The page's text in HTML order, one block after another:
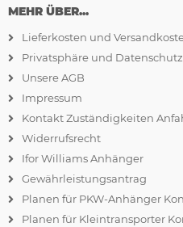
MEHR ÜBER...
Lieferkosten und
Privatsphäre und Datenschutz
Unsere AGB
Impressum
Kontakt Zuständigkeiten
Widerrufsrecht
Ifor Williams Anhänger
Gewährleistungsantrag
Planen für PKW-Anhänger
Planen für Kleintransporter